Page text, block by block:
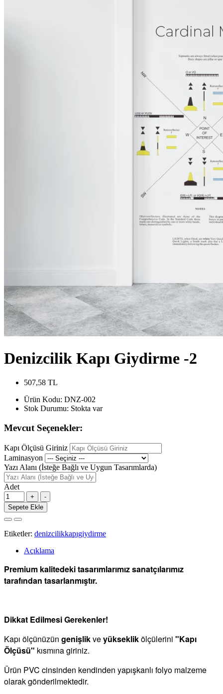
Denizcilik Kapı Giydirme -2
507,58 TL
Ürün Kodu: DNZ-002
Stok Durumu: Stokta var
Mevcut Seçenekler:
Kapı Ölçüsü Giriniz
Laminasyon
Yazı Alanı (İsteğe Bağlı ve Uygun Tasarımlarda)
Adet
Sepete Ekle
Etiketler: denizcilikkapıgiydirme
Açıklama
Premium kalitedeki tasarımlarımız sanatçılarımız
tarafından tasarlanmıştır.
Dikkat Edilmesi Gerekenler!
Kapı ölçünüzün genişlikveyükseklikölçülerini "Kapı
Ölçüsü" kısmına giriniz.
Ürün PVC cinsinden kendinden yapışkanlı folyo malzeme
olarak gönderilmektedir.